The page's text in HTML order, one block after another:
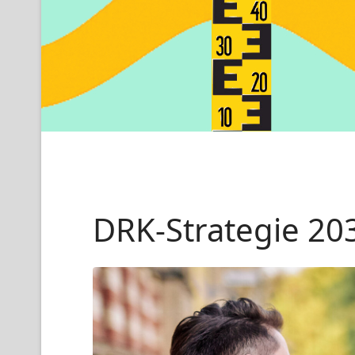
DRK-Strategie